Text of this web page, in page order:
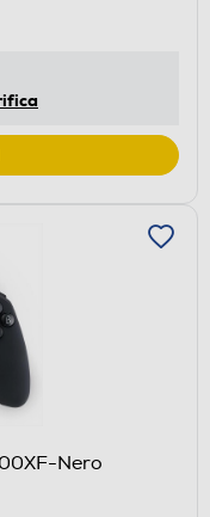
Nero